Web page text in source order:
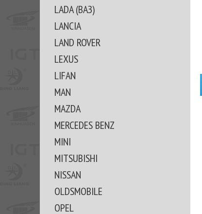
LADA (ВАЗ)
LANCIA
LAND ROVER
LEXUS
LIFAN
MAN
MAZDA
MERCEDES BENZ
MINI
MITSUBISHI
NISSAN
OLDSMOBILE
OPEL